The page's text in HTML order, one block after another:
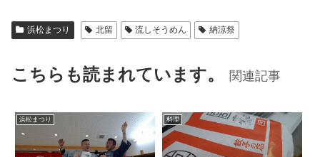
浜松まつり 北留 流しそうめん 納涼祭
こちらも読まれています。 関連記事
浜松まつり 料理